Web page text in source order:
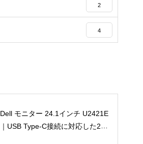
2
4
Dell モニター 24.1インチ U2421E
｜USB Type-C接続に対応した24